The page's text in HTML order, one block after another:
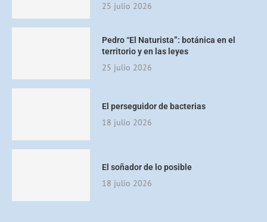
25 julio 2026
Pedro “El Naturista”: botánica en el
territorio y en las leyes
25 julio 2026
El perseguidor de bacterias
18 julio 2026
El soñador de lo posible
18 julio 2026